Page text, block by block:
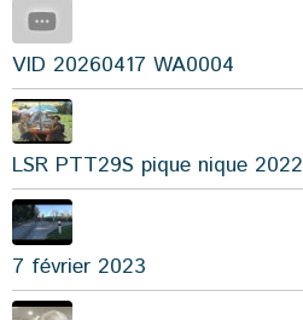
VID 20260417 WA0004
LSR PTT29S pique nique 2022
7 février 2023